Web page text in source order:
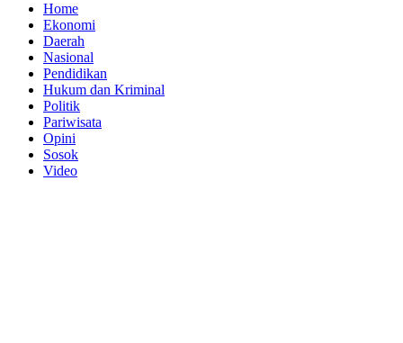
Home
Ekonomi
Daerah
Nasional
Pendidikan
Hukum dan Kriminal
Politik
Pariwisata
Opini
Sosok
Video